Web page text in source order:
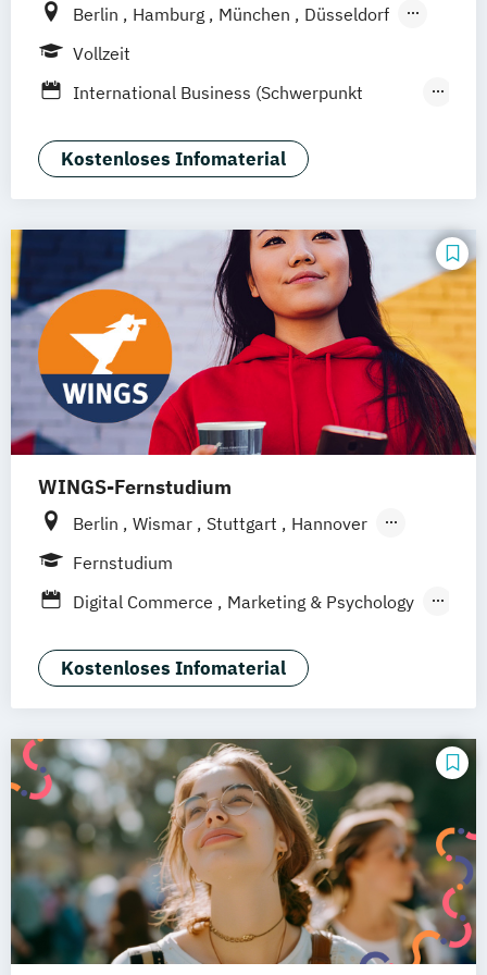
Berlin Hamburg München
Düsseldorf
Idstein
Braunschweig Erfurt
Vollzeit
International Business (Schwerpunkt
Psychology)
Psychologie Rechtspsychologie
Wirtschaftspsychologie (Heidelberg)
Kostenloses Infomaterial
WINGS-Fernstudium
Berlin Wismar Stuttgart
Hannover
Leipzig
Frankfurt am Main
Nürnberg
Fernstudium
Digital Commerce
Marketing & Psychology
Kostenloses Infomaterial